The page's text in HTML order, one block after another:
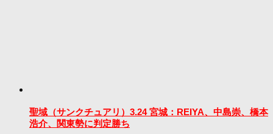
聖域（サンクチュアリ）3.24 宮城：REIYA、中島崇、橋本
浩介、関東勢に判定勝ち